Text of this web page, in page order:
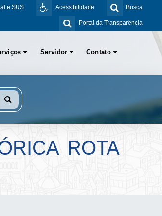
Busca
Acessibilidade
e SUS
Portal da Transparência
Servidor Contato
ROTA